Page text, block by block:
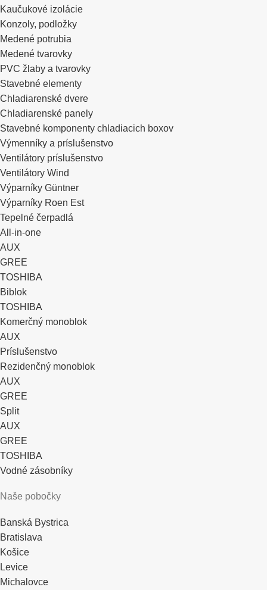
Kaučukové izolácie
Konzoly, podložky
Medené potrubia
Medené tvarovky
PVC žlaby a tvarovky
Stavebné elementy
Chladiarenské dvere
Chladiarenské panely
Stavebné komponenty chladiacich boxov
Výmenníky a príslušenstvo
Ventilátory príslušenstvo
Ventilátory Wind
Výparníky Güntner
Výparníky Roen Est
Tepelné čerpadlá
All-in-one
AUX
GREE
TOSHIBA
Biblok
TOSHIBA
Komerčný monoblok
AUX
Príslušenstvo
Rezidenčný monoblok
AUX
GREE
Split
AUX
GREE
TOSHIBA
Vodné zásobníky
Naše pobočky
Banská Bystrica
Bratislava
Košice
Levice
Michalovce